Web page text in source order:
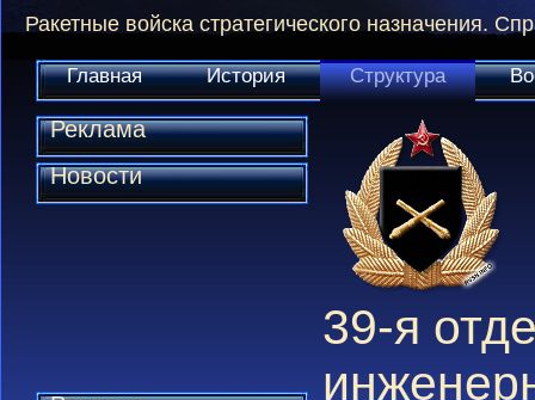
Ракетные войска стратегического назначения.
Главная История Структура
Реклама
Новости
39-я